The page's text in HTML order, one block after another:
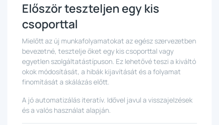
Először teszteljen egy kis
csoporttal
Mielőtt az új munkafolyamatokat az egész szervezetben
bevezetné, tesztelje őket egy kis csoporttal vagy
egyetlen szolgáltatástípuson. Ez lehetővé teszi a kiváltó
okok módosítását, a hibák kijavítását és a folyamat
finomítását a skálázás előtt.
A jó automatizálás iteratív. Idővel javul a visszajelzések
és a valós használat alapján.